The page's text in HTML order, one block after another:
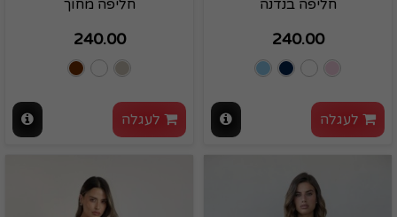
חליפה בנדנה
240.00
לעגלה
חליפה מחוך
240.00
לעגלה